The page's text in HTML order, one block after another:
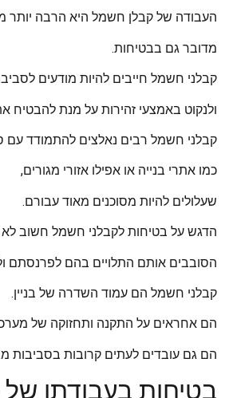
העבודה של קבלן חשמל היא הרבה יותר
מדובר גם בבטיחות.
קבלני חשמל חייבים להיות מודעים
ולנקוט באמצעי זהירות על מנת להבטיח
קבלני חשמל רבים נאלצים להתמודד עם
כמו אתרי בנייה או אפילו אזורי מגורים,
שעלולים להיות מסוכנים מאוד עבורם.
הדגש על בטיחות לקבלני חשמל חשוב
הסובבים אותם התלויים בהם לפרנסתם
קבלני חשמל הם עמוד השדרה של בניין.
הם אחראים על התקנה ותחזוקה של
הם גם עובדים לעתים קרובות בסביבות
בטיחות בעבודתו